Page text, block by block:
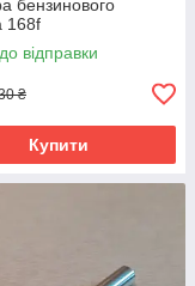
бензинового
168f
відправки
₴
Купити